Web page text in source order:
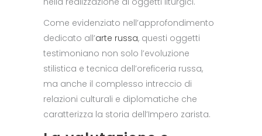
Come evidenziato nell’approfondimento
dedicato all’arte russa, questi oggetti
testimoniano non solo l’evoluzione
stilistica e tecnica dell’oreficeria russa,
ma anche il complesso intreccio di
relazioni culturali e diplomatiche che
caratterizza la storia dell’Impero zarista.